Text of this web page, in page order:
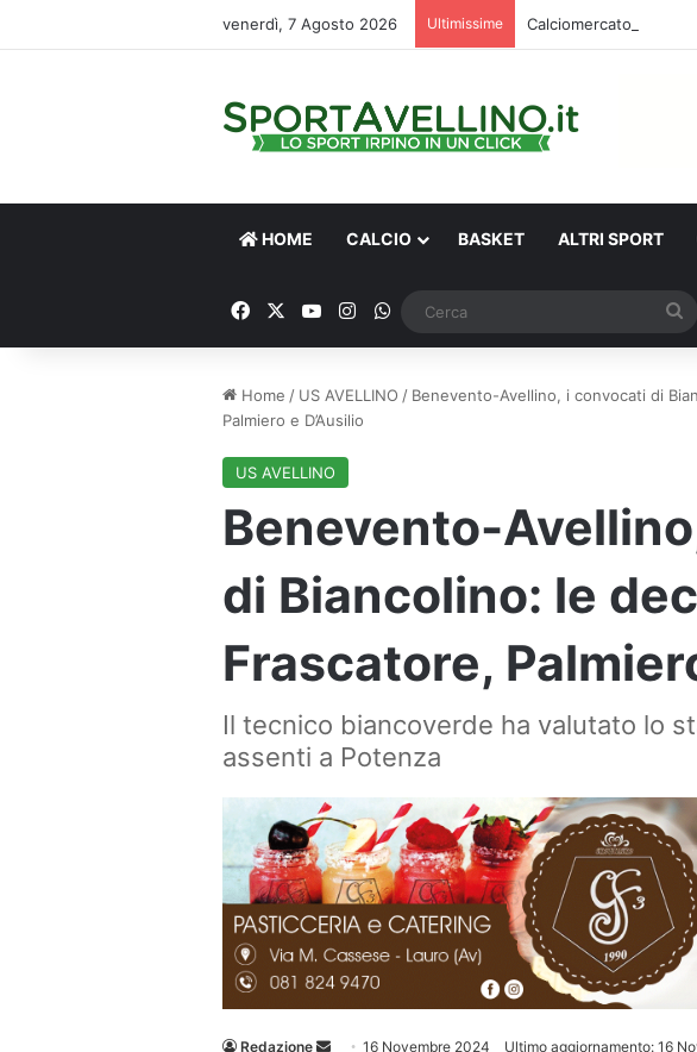
venerdì, 7 Agosto 2026 Ultimissime
HOME CALCIO BASKET ALTRI SPORT
FacebookYou TubeInstagram
WhatsApp
Home / US AVELLINO / Benevento-Avellino, i convocati di
Palmiero e D’Ausilio
US AVELLINO
Benevento-
di Biancolino: le
Frascatore,
Il tecnico biancoverde ha valutato lo
assenti a Potenza
Redazione
Invia 16 Novembre 2024
Ultimo aggiornamento: 16